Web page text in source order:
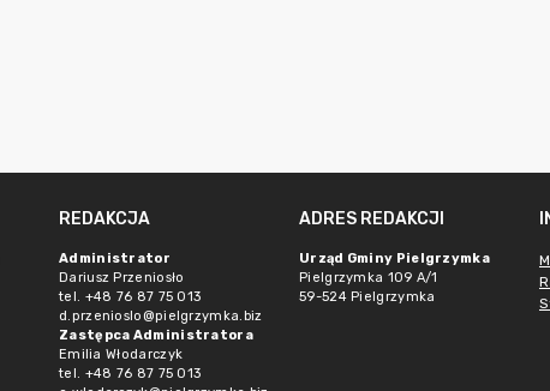
REDAKCJA
Administrator
Dariusz Przeniosło
tel. +48 76 87 75 013
d.przenioslo@pielgrzymka.biz
Zastępca Administratora
Emilia Włodarczyk
tel. +48 76 87 75 013
ADRES REDAKCJI
Urząd Gminy Pielgrzymka
Pielgrzymka 109 A/1
59-524 Pielgrzymka